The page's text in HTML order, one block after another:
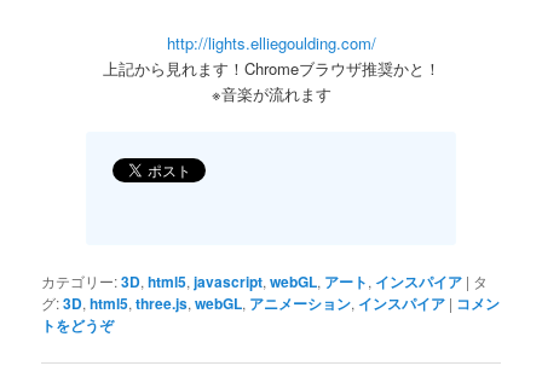
http://lights.elliegoulding.com/
上記から見れます！Chromeブラウザ推奨かと！
※音楽が流れます
カテゴリー:3D,html5,javascript,webGL, アート, インスパイア | タ
グ:3D,html5,three.js,webGL, アニメーション, インスパイア | コメン
トをどうぞ